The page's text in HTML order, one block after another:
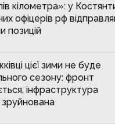
кілометра»: у
офіцерів рф
позицій
цієї зими не буде
сезону: фронт
інфраструктура